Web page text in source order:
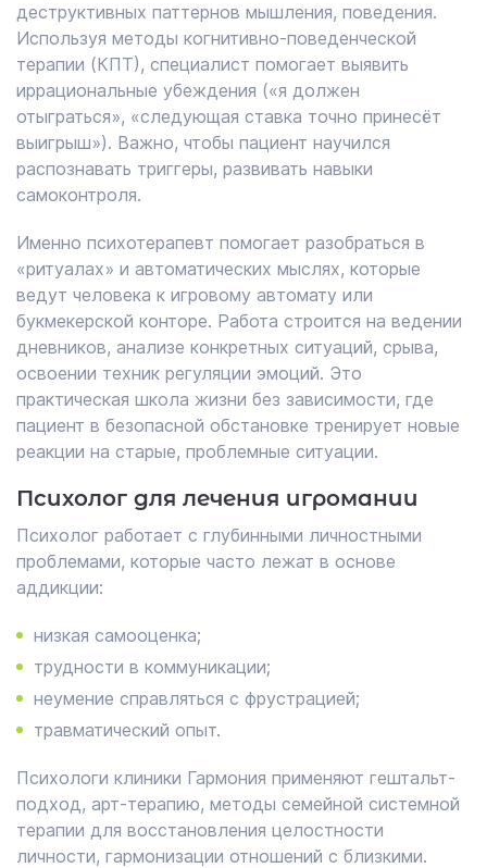
деструктивных паттернов мышления, поведения.
Используя методы когнитивно-поведенческой
терапии (КПТ), специалист помогает выявить
иррациональные убеждения («я должен
отыграться», «следующая ставка точно принесёт
выигрыш»). Важно, чтобы пациент научился
распознавать триггеры, развивать навыки
самоконтроля.
Именно психотерапевт помогает разобраться в
«ритуалах» и автоматических мыслях, которые
ведут человека к игровому автомату или
букмекерской конторе. Работа строится на ведении
дневников, анализе конкретных ситуаций, срыва,
освоении техник регуляции эмоций. Это
практическая школа жизни без зависимости, где
пациент в безопасной обстановке тренирует новые
реакции на старые, проблемные ситуации.
Психолог для лечения игромании
Психолог работает с глубинными личностными
проблемами, которые часто лежат в основе
аддикции:
низкая самооценка;
трудности в коммуникации;
неумение справляться с фрустрацией;
травматический опыт.
Психологи клиники Гармония применяют гештальт-
подход, арт-терапию, методы семейной системной
терапии для восстановления целостности
личности, гармонизации отношений с близкими.